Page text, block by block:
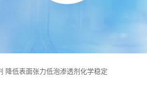
降低表面张力低泡渗透剂化学稳定